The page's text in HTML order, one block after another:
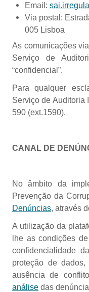
Email:
Via postal:
005 Lisboa
As comunicações
Serviço de
“confidencial”.
Para qualquer
Serviço de Auditoria
590 (ext.1590).
CANAL DE
No âmbito da
Prevenção da
Denúncias, através
A utilização da
lhe as condições
confidencialidade
proteção de
ausência de
análise das